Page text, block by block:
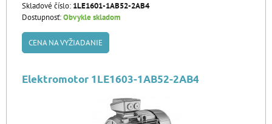
Skladové číslo: 1LE1601-1AB52-2AB4
Dostupnosť:Obvykle skladom
CENA NA VYŽIADANIE
Elektromotor 1LE1603-1AB52-2AB4